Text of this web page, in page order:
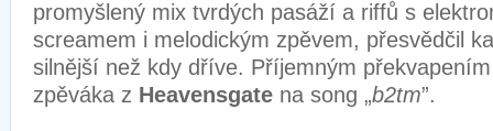
promyšlený mix tvrdých pasáží a riffů s
screamem i melodickým zpěvem, přesvědčil
silnější než kdy dříve. Příjemným
zpěváka z Heavensgate na song „b2tm”.